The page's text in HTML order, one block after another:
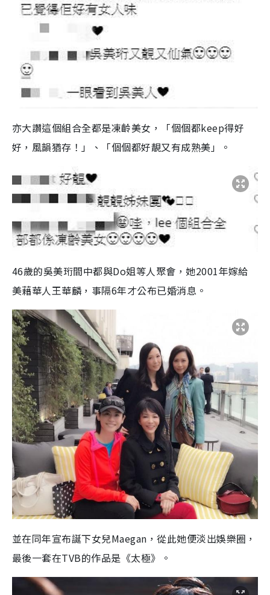
亦大讚這個組合全都是凍齡美女，「個個都keep得好
好，風韻猶存！」、「個個都好靚又有成熟美」。
46歲的吳美珩間中都與Do姐等人聚會，她2001年嫁給
美藉華人王華麟，事隔6年才公布已婚消息。
並在同年宣布誕下女兒Maegan，從此她便淡出娛樂圈，
最後一套在TVB的作品是《太極》。